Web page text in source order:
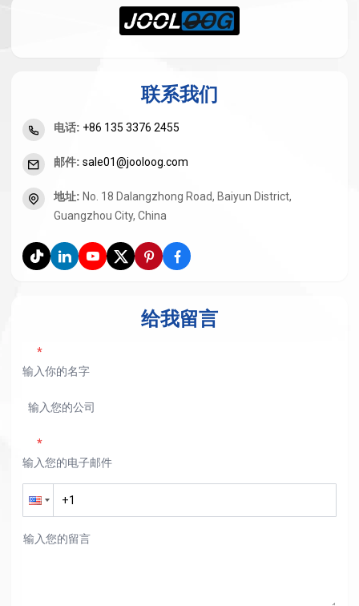
联系我们
电话: +86 135 3376 2455
邮件: sale01@jooloog.com
地址: No. 18 Dalangzhong Road, Baiyun District,
Guangzhou City, China
给我留言
*
*